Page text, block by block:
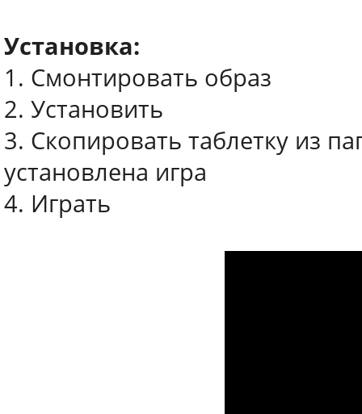
Установка:
1. Смонтировать образ
2. Установить
3. Скопировать таблетку из
установлена игра
4. Играть